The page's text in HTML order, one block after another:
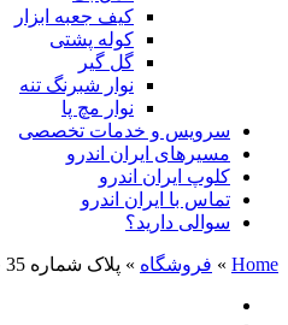
کیف جعبه ابزار
کوله پشتی
گل گیر
نوار شبرنگ تنه
نوار مچ پا
سرویس و خدمات تخصصی
مسیرهای ایران اندرو
کلوپ ایران اندرو
تماس با ایران اندرو
سوالی دارید؟
Home
» فروشگاه » پلاک شماره 35 جلوی دوچرخه ایران اندرو